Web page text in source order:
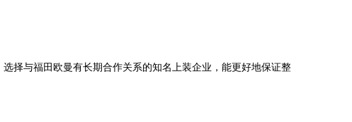
择与福田欧曼有长期合作关系的知名上装企业，能更好地保证整